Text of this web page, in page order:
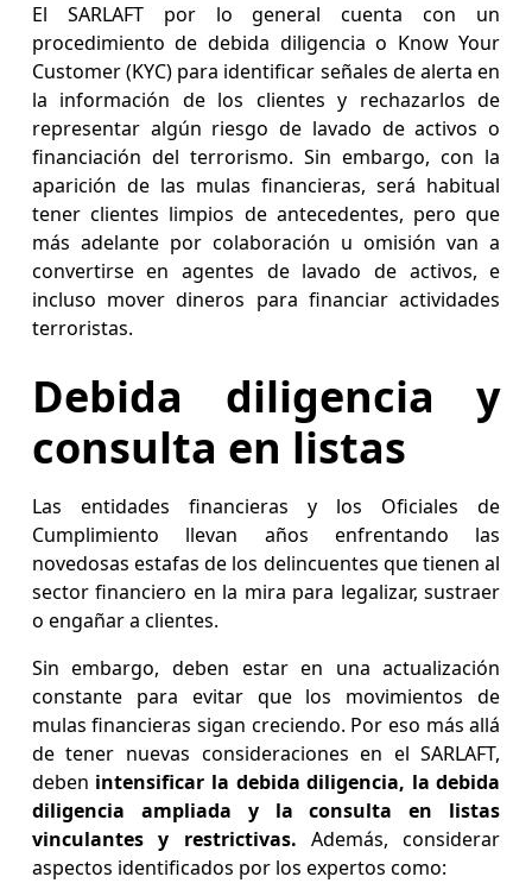
El SARLAFT por lo general cuenta con un
procedimiento de debida diligencia o Know Your
Customer (KYC) para identificar señales de alerta en
la información de los clientes y rechazarlos de
representar algún riesgo de lavado de activos o
financiación del terrorismo. Sin embargo, con la
aparición de las mulas financieras, será habitual
tener clientes limpios de antecedentes, pero que
más adelante por colaboración u omisión van a
convertirse en agentes de lavado de activos, e
incluso mover dineros para financiar actividades
terroristas.
Debida diligencia y
consulta en listas
Las entidades financieras y los Oficiales de
Cumplimiento llevan años enfrentando las
novedosas estafas de los delincuentes que tienen al
sector financiero en la mira para legalizar, sustraer
o engañar a clientes.
Sin embargo, deben estar en una actualización
constante para evitar que los movimientos de
mulas financieras sigan creciendo. Por eso más allá
de tener nuevas consideraciones en el SARLAFT,
deben intensificar la debida diligencia, la debida
diligencia ampliada y la consulta en listas
vinculantes y restrictivas. Además, considerar
aspectos identificados por los expertos como: